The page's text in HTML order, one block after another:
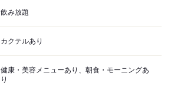
飲み放題
カクテルあり
健康・美容メニューあり、朝食・モーニングあ
り